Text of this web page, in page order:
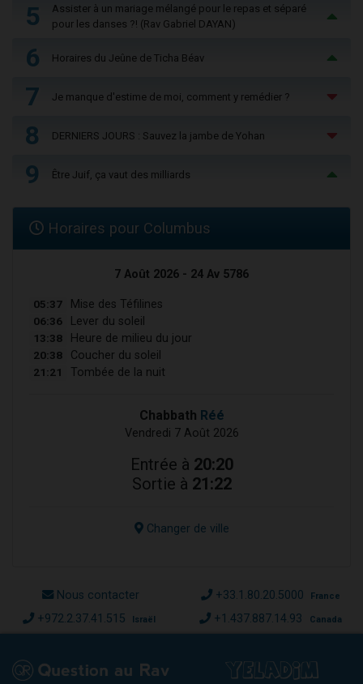
5
Assister à un mariage mélangé pour le repas et séparé
pour les danses ?! (Rav Gabriel DAYAN)
6 Horaires du Jeûne de Ticha Béav
7 Je manque d'estime de moi, comment y remédier ?
8 DERNIERS JOURS : Sauvez la jambe de Yohan
9 Être Juif, ça vaut des milliards
Horaires pour Columbus
7 Août 2026 - 24 Av 5786
05:37 Mise des Téfilines
06:36 Lever du soleil
13:38 Heure de milieu du jour
20:38 Coucher du soleil
21:21 Tombée de la nuit
Chabbath Réé
Vendredi 7 Août 2026
Entrée à 20:20
Sortie à 21:22
Changer de ville
Nous contacter +33.1.80.20.5000 France
+972.2.37.41.515 Israël +1.437.887.14.93 Canada